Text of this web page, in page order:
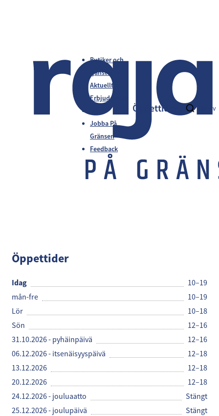
Butiker och
tjänster
Aktuellt
Erbjudanden
Jobba På
Gränsen
Feedback
sv
Öppettider
Öppettider
Idag
10–19
mån-fre
10–19
Lör
10–18
Sön
12–16
31.10.2026 - pyhäinpäivä
12–16
06.12.2026 - itsenäisyyspäivä
12–18
13.12.2026
12–18
20.12.2026
12–18
24.12.2026 - jouluaatto
Stängt
25.12.2026 - joulupäivä
Stängt